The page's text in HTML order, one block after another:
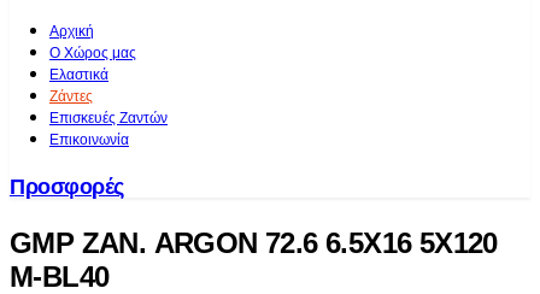
Αρχική
Ο Χώρος μας
Ελαστικά
Ζάντες
Επισκευές Ζαντών
Επικοινωνία
Προσφορές
GMP ΖΑΝ. ARGON 72.6 6.5Χ16 5Χ120
Μ-BL40